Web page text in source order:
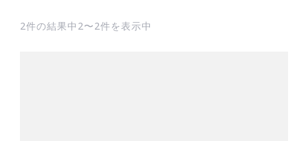
2件の結果中2〜2件を表示中